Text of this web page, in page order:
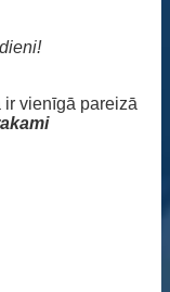
ir vienīgā pareizā